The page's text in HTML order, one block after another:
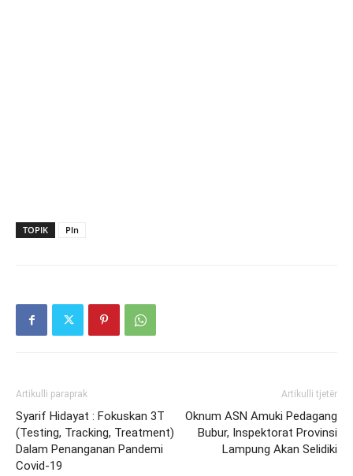
TOPIK Pln
Artikulli paraprak
Syarif Hidayat : Fokuskan 3T
(Testing, Tracking, Treatment)
Dalam Penanganan Pandemi
Covid-19
Artikulli tjetër
Oknum ASN Amuki Pedagang
Bubur, Inspektorat Provinsi
Lampung Akan Selidiki